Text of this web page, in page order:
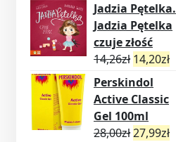
Jadzia Pętelka.
Jadzia Pętelka
czuje złość
14,26zł 14,20zł
Perskindol
Active Classic
Gel 100ml
28,00zł27,99zł